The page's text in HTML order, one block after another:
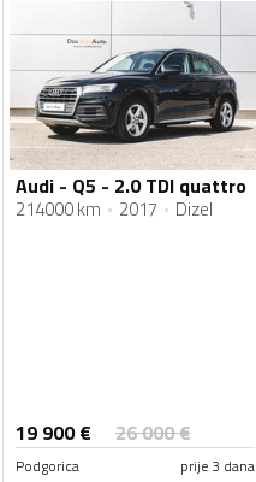
Audi - Q5 - 2.0 TDI quattro
214000 km 2017 Dizel
19 900€ 26 000€
Podgorica prije 3 dana